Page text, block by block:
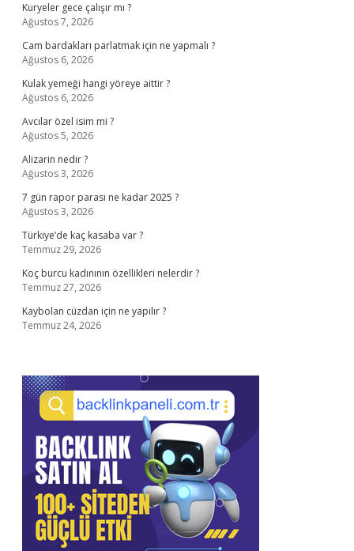
Kuryeler gece çalışır mı ?
Ağustos 7, 2026
Cam bardakları parlatmak için ne yapmalı ?
Ağustos 6, 2026
Kulak yemeği hangi yöreye aittir ?
Ağustos 6, 2026
Avcılar özel isim mi ?
Ağustos 5, 2026
Alizarin nedir ?
Ağustos 3, 2026
7 gün rapor parası ne kadar 2025 ?
Ağustos 3, 2026
Türkiye’de kaç kasaba var ?
Temmuz 29, 2026
Koç burcu kadınının özellikleri nelerdir ?
Temmuz 27, 2026
Kaybolan cüzdan için ne yapılır ?
Temmuz 24, 2026